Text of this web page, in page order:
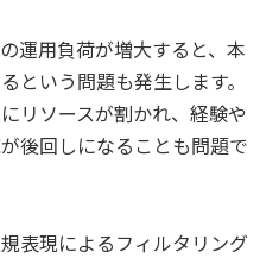
運用負荷が増大すると、本
という問題も発生します。
リソースが割かれ、経験や
後回しになることも問題で
表現によるフィルタリング